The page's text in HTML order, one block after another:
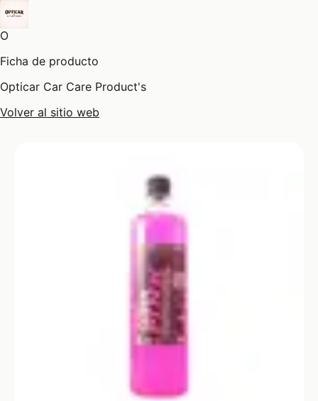
O
Ficha de producto
Opticar Car Care Product's
Volver al sitio web